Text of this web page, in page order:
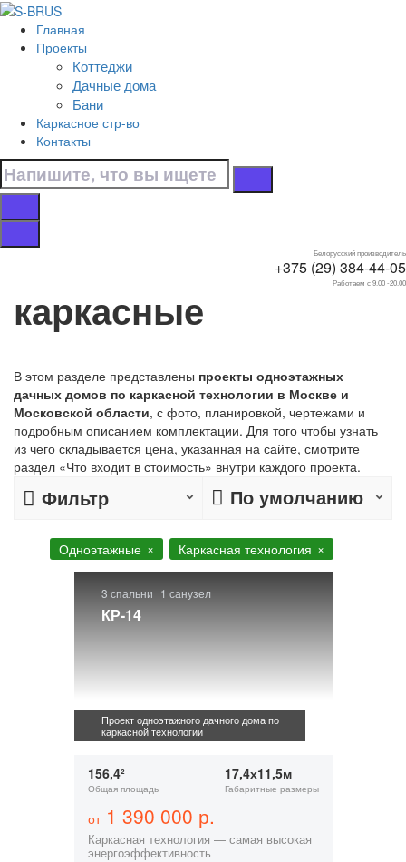
Перейти к контенту
Главная
Проекты
Коттеджи
Дачные дома
Бани
Каркасное стр-во
Контакты
Белорусский производитель
+375 (29) 384-44-05
Работаем с 9.00 -20.00
Главная
Дачные дома
Каркасные
Одноэтажные
Дачные дома
одноэтажные
каркасные
В этом разделе представлены проекты одноэтажных
дачных домов по каркасной технологии в Москве и
Московской области, с фото, планировкой, чертежами и
подробным описанием комплектации. Для того чтобы узнать
из чего складывается цена, указанная на сайте, смотрите
раздел «Что входит в стоимость» внутри каждого проекта.
Фильтр По умолчанию
Одноэтажные Каркасная технология
3 спальни 1 санузел
КР-14
Проект одноэтажного дачного дома по
каркасной технологии
156,4²
Общая площадь
17,4х11,5м
Габаритные размеры
от1 390 000 р.
Каркасная технология — самая высокая
энергоэффективность